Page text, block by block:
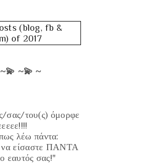
(blog, fb &
of 2017
💫 ~💫 ~
σας/του(ς) όμορφε
λέω πάντα:
να είσαστε ΠΑΝΤΑ
σας!"